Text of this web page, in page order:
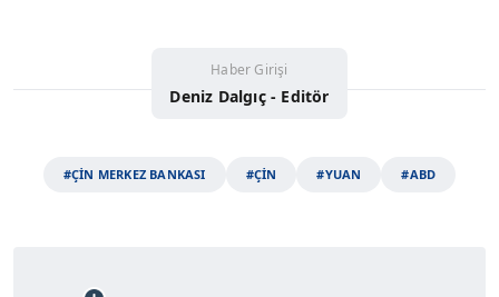
Haber Girişi
Deniz Dalgıç - Editör
#ÇİN MERKEZ BANKASI #ÇİN #YUAN #ABD